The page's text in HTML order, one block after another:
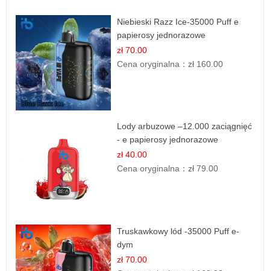
Niebieski Razz Ice-35000 Puff e
papierosy jednorazowe
zł 70.00
Cena oryginalna：zł 160.00
Lody arbuzowe –12.000 zaciągnięć
- e papierosy jednorazowe
zł 40.00
Cena oryginalna：zł 79.00
Truskawkowy lód -35000 Puff e-
dym
zł 70.00